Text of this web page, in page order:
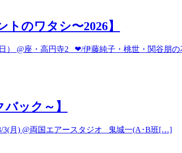
のワタシ〜2026】
） @座・高円寺2 ❤︎/伊藤純子・桃世・関谷朋
ック～】
3(月) @両国エアースタジオ 鬼城一(A･B班[…]